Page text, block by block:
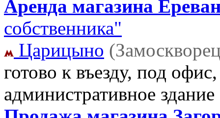
Аренда магазина
собственника"
Царицыно
готово к въезду, под
административное здание